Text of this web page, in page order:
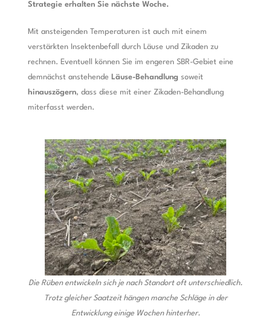
Strategie erhalten Sie nächste Woche.
Mit ansteigenden Temperaturen ist auch mit einem
verstärkten Insektenbefall durch Läuse und Zikaden zu
rechnen. Eventuell können Sie im engeren SBR-Gebiet eine
demnächst anstehende Läuse-Behandlung soweit
hinauszögern, dass diese mit einer Zikaden-Behandlung
miterfasst werden.
Die Rüben entwickeln sich je nach Standort oft unterschiedlich.
Trotz gleicher Saatzeit hängen manche Schläge in der
Entwicklung einige Wochen hinterher.